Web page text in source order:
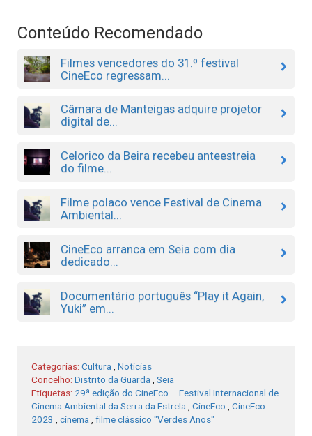
Conteúdo Recomendado
Filmes vencedores do 31.º festival
CineEco regressam...
Câmara de Manteigas adquire projetor
digital de...
Celorico da Beira recebeu anteestreia
do filme...
Filme polaco vence Festival de Cinema
Ambiental...
CineEco arranca em Seia com dia
dedicado...
Documentário português “Play it Again,
Yuki” em...
Categorias: Cultura
Notícias
Concelho: Distrito da Guarda
Seia
Etiquetas: 29ª edição do CineEco – Festival Internacional de
Cinema Ambiental da Serra da Estrela
CineEco
CineEco
2023
cinema filme clássico "Verdes Anos"